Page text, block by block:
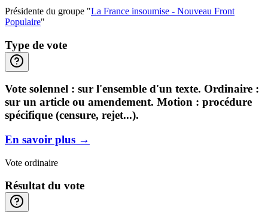
Présidente du groupe "La France insoumise - Nouveau Front
Populaire"
Type de vote
Vote solennel : sur l'ensemble d'un texte. Ordinaire :
sur un article ou amendement. Motion : procédure
spécifique (censure, rejet...).
En savoir plus →
Vote ordinaire
Résultat du vote